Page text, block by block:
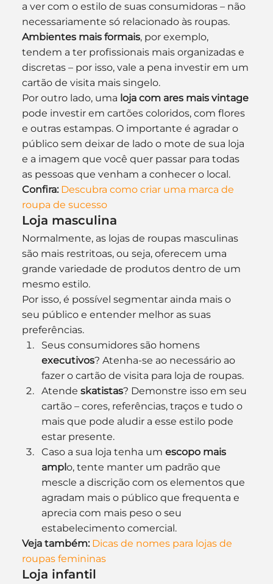
a ver com o estilo de suas consumidoras – não
necessariamente só relacionado às roupas.
Ambientes mais formais, por exemplo,
tendem a ter profissionais mais organizadas e
discretas – por isso, vale a pena investir em um
cartão de visita mais singelo.
Por outro lado, uma loja com ares mais vintage
pode investir em cartões coloridos, com flores
e outras estampas. O importante é agradar o
público sem deixar de lado o mote de sua loja
e a imagem que você quer passar para todas
as pessoas que venham a conhecer o local.
Confira: Descubra como criar uma marca de
roupa de sucesso
Loja masculina
Normalmente, as lojas de roupas masculinas
são mais restritoas, ou seja, oferecem uma
grande variedade de produtos dentro de um
mesmo estilo.
Por isso, é possível segmentar ainda mais o
seu público e entender melhor as suas
preferências.
Seus consumidores são homens
executivos? Atenha-se ao necessário ao
fazer o cartão de visita para loja de roupas.
Atende skatistas? Demonstre isso em seu
cartão – cores, referências, traços e tudo o
mais que pode aludir a esse estilo pode
estar presente.
Caso a sua loja tenha um escopo mais
amplo, tente manter um padrão que
mescle a discrição com os elementos que
agradam mais o público que frequenta e
aprecia com mais peso o seu
estabelecimento comercial.
Veja também: Dicas de nomes para lojas de
roupas femininas
Loja infantil